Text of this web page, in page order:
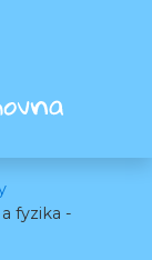
fyzika -